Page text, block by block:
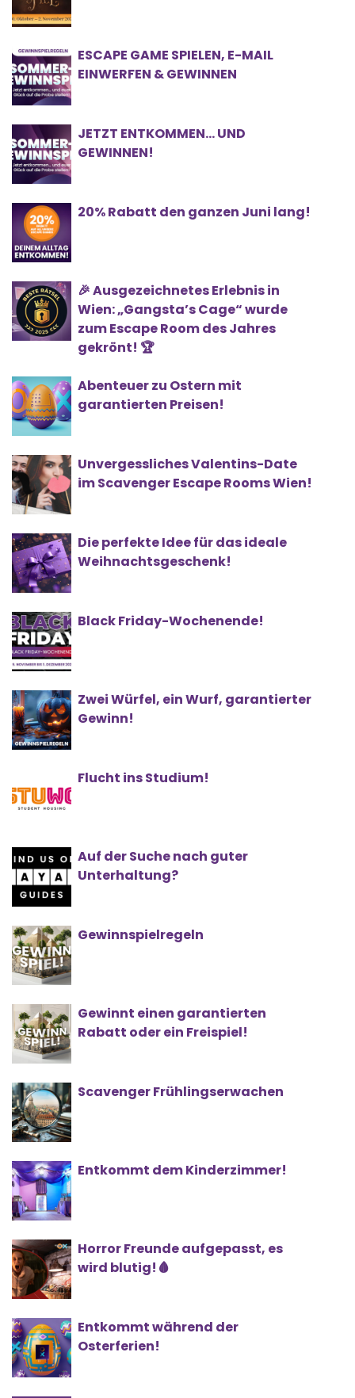
ESCAPE GAME SPIELEN, E-MAIL
EINWERFEN & GEWINNEN
JETZT ENTKOMMEN… UND
GEWINNEN!
20% Rabatt den ganzen Juni lang!
🎉 Ausgezeichnetes Erlebnis in
Wien: „Gangsta’s Cage“ wurde
zum Escape Room des Jahres
gekrönt! 🏆
Abenteuer zu Ostern mit
garantierten Preisen!
Unvergessliches Valentins-Date
im Scavenger Escape Rooms Wien!
Die perfekte Idee für das ideale
Weihnachtsgeschenk!
Black Friday-Wochenende!
Zwei Würfel, ein Wurf, garantierter
Gewinn!
Flucht ins Studium!
Auf der Suche nach guter
Unterhaltung?
Gewinnspielregeln
Gewinnt einen garantierten
Rabatt oder ein Freispiel!
Scavenger Frühlingserwachen
Entkommt dem Kinderzimmer!
Horror Freunde aufgepasst, es
wird blutig!🩸
Entkommt während der
Osterferien!